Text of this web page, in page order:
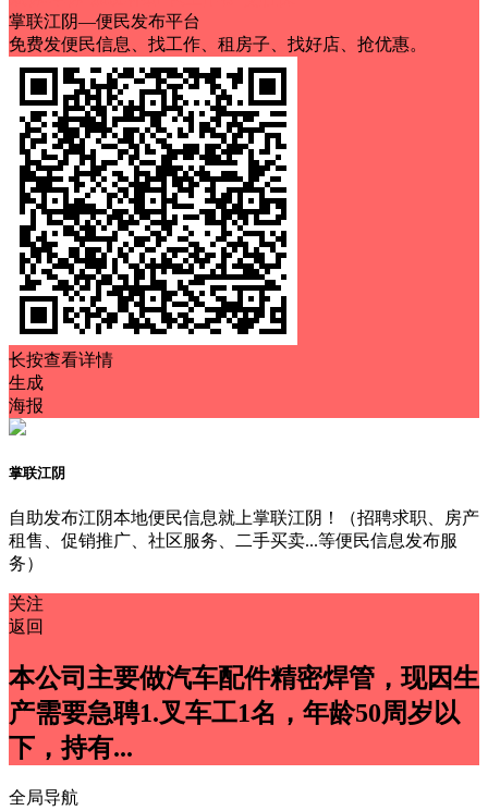
掌联江阴—便民发布平台
免费发便民信息、找工作、租房子、找好店、抢优惠。
长按查看详情
生成
海报
掌联江阴
自助发布江阴本地便民信息就上掌联江阴！（招聘求职、房产
租售、促销推广、社区服务、二手买卖...等便民信息发布服
务）
关注
返回
本公司主要做汽车配件精密焊管，现因生
产需要急聘1.叉车工1名，年龄50周岁以
下，持有...
全局导航